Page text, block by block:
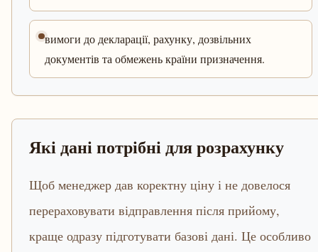
вимоги до декларації, рахунку, дозвільних
документів та обмежень країни призначення.
Які дані потрібні для розрахунку
Щоб менеджер дав коректну ціну і не довелося
перераховувати відправлення після прийому,
краще одразу підготувати базові дані. Це особливо